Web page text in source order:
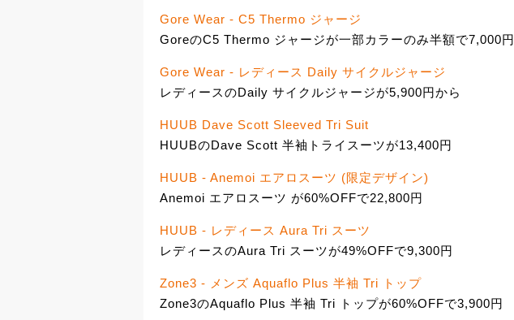
Gore Wear - C5 Thermo ジャージ
GoreのC5 Thermo ジャージが一部カラーのみ半額で7,000円
Gore Wear - レディース Daily サイクルジャージ
レディースのDaily サイクルジャージが5,900円から
HUUB Dave Scott Sleeved Tri Suit
HUUBのDave Scott 半袖トライスーツが13,400円
HUUB - Anemoi エアロスーツ (限定デザイン)
Anemoi エアロスーツ が60%OFFで22,800円
HUUB - レディース Aura Tri スーツ
レディースのAura Tri スーツが49%OFFで9,300円
Zone3 - メンズ Aquaflo Plus 半袖 Tri トップ
Zone3のAquaflo Plus 半袖 Tri トップが60%OFFで3,900円